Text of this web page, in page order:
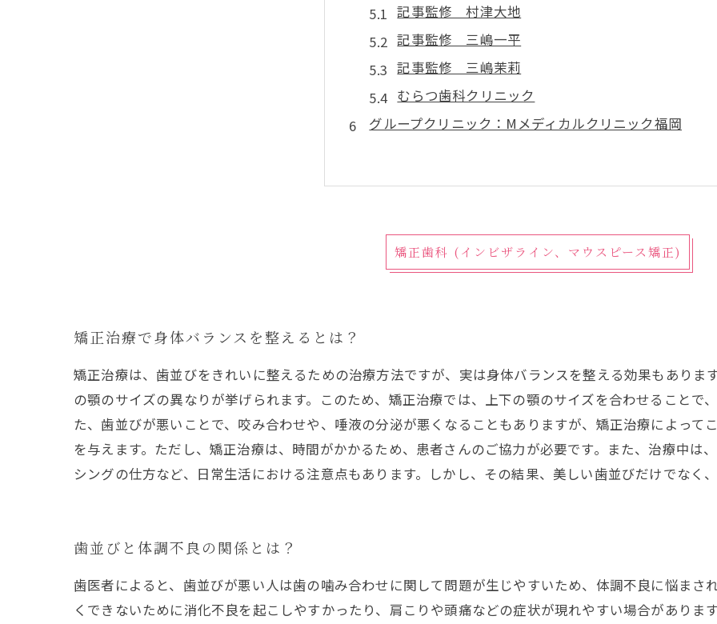
記事監修 村津大地
記事監修 三嶋一平
記事監修 三嶋茉莉
むらつ歯科クリニック
グループクリニック：Mメディカルクリニック福岡
矯正歯科 (インビザライン、マウスピース矯正)
矯正治療で身体バランスを整えるとは？
矯正治療は、歯並びをきれいに整えるための治療方法ですが、実は身体バランスを整える効果もありま
の顎のサイズの異なりが挙げられます。このため、矯正治療では、上下の顎のサイズを合わせることで
た、歯並びが悪いことで、咬み合わせや、唾液の分泌が悪くなることもありますが、矯正治療によって
を与えます。ただし、矯正治療は、時間がかかるため、患者さんのご協力が必要です。また、治療中は
シングの仕方など、日常生活における注意点もあります。しかし、その結果、美しい歯並びだけでなく
歯並びと体調不良の関係とは？
歯医者によると、歯並びが悪い人は歯の噛み合わせに関して問題が生じやすいため、体調不良に悩まさ
くできないために消化不良を起こしやすかったり、肩こりや頭痛などの症状が現れやすい場合がありま